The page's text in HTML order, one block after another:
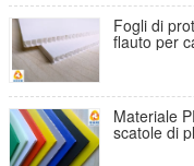
Fogli di
flauto per
Materiale
scatole di